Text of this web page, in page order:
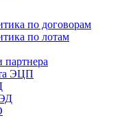
по договорам
по лотам
партнера
ЭЦП